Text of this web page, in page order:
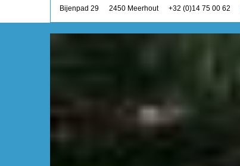
Bijenpad 29 2450 Meerhout +32 (0)14 75 00 62